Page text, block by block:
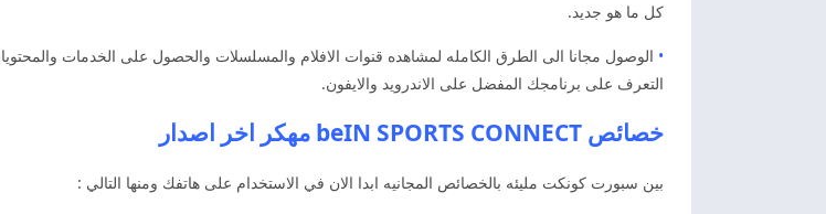
كل ما هو جديد.
• الوصول مجانا الى الطرق الكامله لمشاهده قنوات الافلام والمسلسلات والحصول على الخدمات
التعرف على برنامجك المفضل على الاندرويد والايفون.
خصائص beIN SPORTS CONNECT مهكر اخر اصدار
بين سبورت كونكت مليئه بالخصائص المجانيه ابدا الان في الاستخدام على هاتفك ومنها التالي :